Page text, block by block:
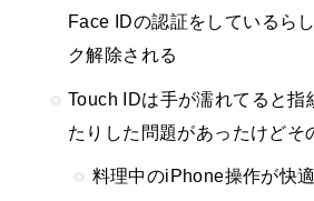
Face IDの認証をしているら
ク解除される
Touch IDは手が濡れてると指
たりした問題があったけどそ
料理中のiPhone操作が快